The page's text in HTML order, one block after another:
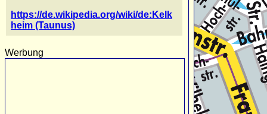
https://de.wikipedia.org/wiki/de:Kelk
heim (Taunus)
Werbung